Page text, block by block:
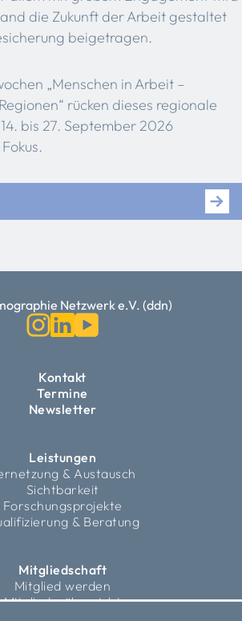
die Zukunft der Arbeit gestaltet
beigetragen.
„Menschen in Arbeit –
rücken dieses regionale
bis 27. September 2026
Netzwerk e.V. (ddn)
Kontakt
Termine
Newsletter
Leistungen
& Austausch
Sichtbarkeit
Forschungsprojekte
& Beratung
Mitgliedschaft
Mitglied werden
Mitgliederübersicht